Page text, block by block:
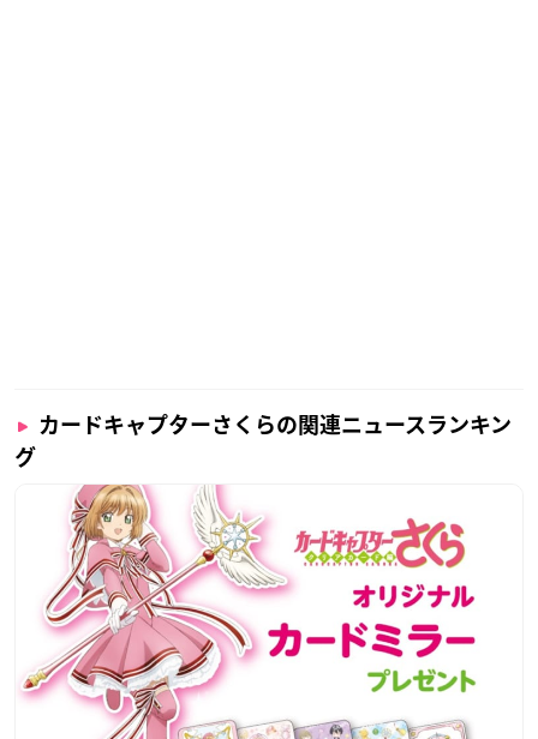
カードキャプターさくらの関連ニュースランキン
グ